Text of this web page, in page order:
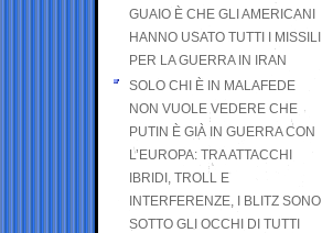
GUAIO È CHE GLI AMERICANI
HANNO USATO TUTTI I MISSILI
PER LA GUERRA IN IRAN
SOLO CHI È IN MALAFEDE
NON VUOLE VEDERE CHE
PUTIN È GIÀ IN GUERRA CON
L’EUROPA: TRA ATTACCHI
IBRIDI, TROLL E
INTERFERENZE, I BLITZ SONO
SOTTO GLI OCCHI DI TUTTI